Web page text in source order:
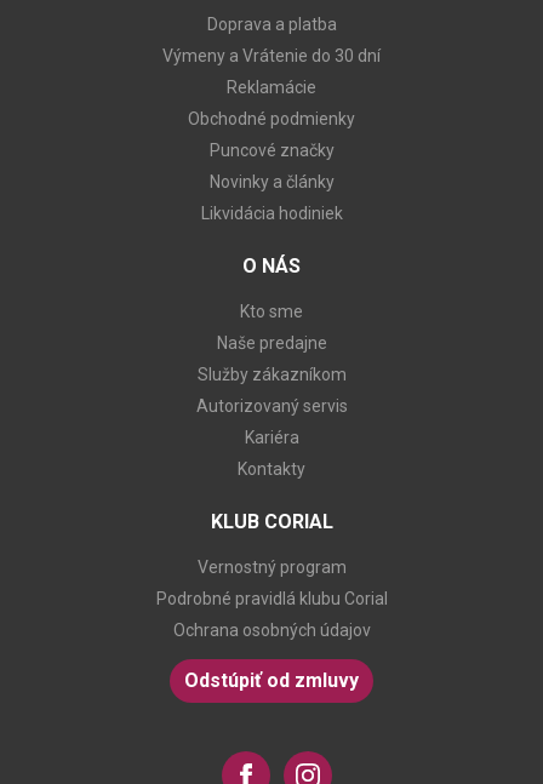
Doprava a platba
Výmeny a Vrátenie do 30 dní
Reklamácie
Obchodné podmienky
Puncové značky
Novinky a články
Likvidácia hodiniek
O NÁS
Kto sme
Naše predajne
Služby zákazníkom
Autorizovaný servis
Kariéra
Kontakty
KLUB CORIAL
Vernostný program
Podrobné pravidlá klubu Corial
Ochrana osobných údajov
Odstúpiť od zmluvy